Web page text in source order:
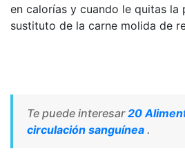
en calorías y cuando le quitas la
sustituto de la carne molida de
Te puede interesar20
circulación sanguínea .